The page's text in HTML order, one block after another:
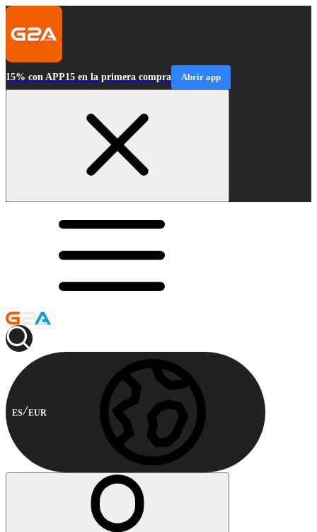
15% con APP15 en la primera compra Abrir app
ES EUR